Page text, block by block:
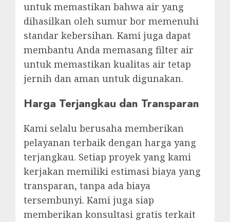
untuk memastikan bahwa air yang
dihasilkan oleh sumur bor memenuhi
standar kebersihan. Kami juga dapat
membantu Anda memasang filter air
untuk memastikan kualitas air tetap
jernih dan aman untuk digunakan.
Harga Terjangkau dan Transparan
Kami selalu berusaha memberikan
pelayanan terbaik dengan harga yang
terjangkau. Setiap proyek yang kami
kerjakan memiliki estimasi biaya yang
transparan, tanpa ada biaya
tersembunyi. Kami juga siap
memberikan konsultasi gratis terkait